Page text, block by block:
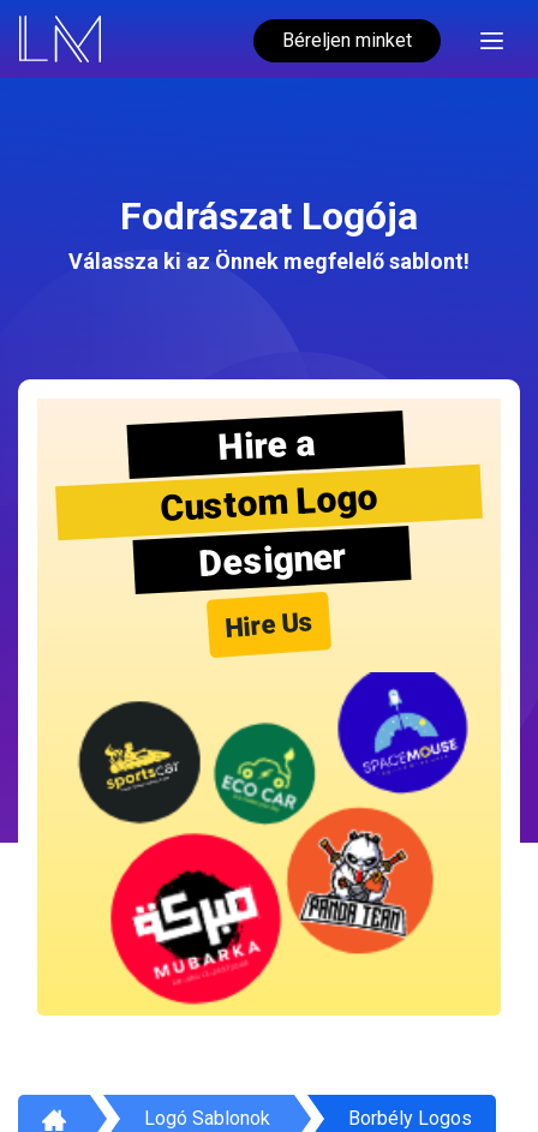
Béreljen minket
Fodrászat Logója
Válassza ki az Önnek megfelelő sablont!
Hire a
Custom Logo
Designer
Hire Us
Logó Sablonok Borbély Logos